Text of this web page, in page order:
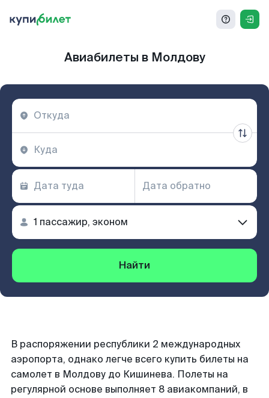
Авиабилеты в Молдову
Найти
В распоряжении республики 2 международных
аэропорта, однако легче всего купить билеты на
самолет в Молдову до Кишинева. Полеты на
регулярной основе выполняет 8 авиакомпаний, в